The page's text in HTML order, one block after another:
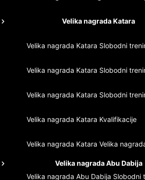
Velika nagrada Katara
Velika nagrada Katara Slobodni
Velika nagrada Katara Slobodni
Velika nagrada Katara Slobodni
Velika nagrada Katara Kvalifikacije
Velika nagrada Katara Velika
Velika nagrada Abu Dabija
Velika nagrada Abu Dabija Slobodni